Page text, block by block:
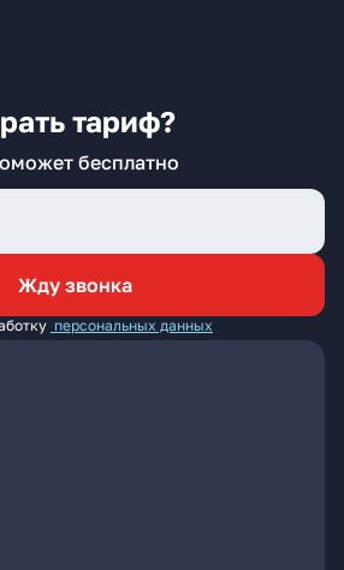
тариф?
бесплатно
Жду звонка
персональных данных